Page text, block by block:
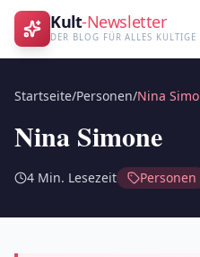
Kult-Newsletter
DER BLOG FÜR ALLES KULTIGE
Startseite/Personen/Nina
Nina Simone
4 Min. Lesezeit Personen